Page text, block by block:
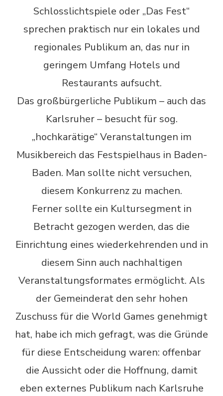
Schlosslichtspiele oder „Das Fest“
sprechen praktisch nur ein lokales und
regionales Publikum an, das nur in
geringem Umfang Hotels und
Restaurants aufsucht.
Das großbürgerliche Publikum – auch das
Karlsruher – besucht für sog.
„hochkarätige“ Veranstaltungen im
Musikbereich das Festspielhaus in Baden-
Baden. Man sollte nicht versuchen,
diesem Konkurrenz zu machen.
Ferner sollte ein Kultursegment in
Betracht gezogen werden, das die
Einrichtung eines wiederkehrenden und in
diesem Sinn auch nachhaltigen
Veranstaltungsformates ermöglicht. Als
der Gemeinderat den sehr hohen
Zuschuss für die World Games genehmigt
hat, habe ich mich gefragt, was die Gründe
für diese Entscheidung waren: offenbar
die Aussicht oder die Hoffnung, damit
eben externes Publikum nach Karlsruhe